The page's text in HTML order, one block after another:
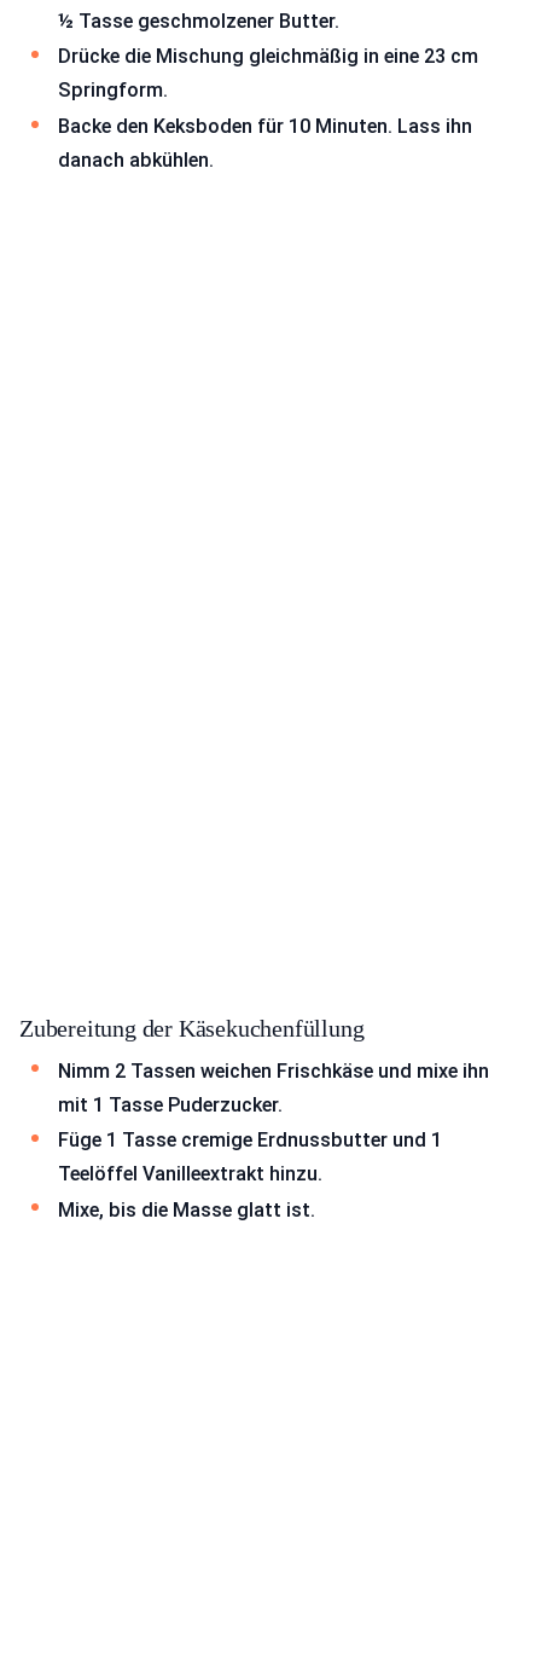
½ Tasse geschmolzener Butter.
Drücke die Mischung gleichmäßig in eine 23 cm
Springform.
Backe den Keksboden für 10 Minuten. Lass ihn
danach abkühlen.
Zubereitung der Käsekuchenfüllung
Nimm 2 Tassen weichen Frischkäse und mixe ihn
mit 1 Tasse Puderzucker.
Füge 1 Tasse cremige Erdnussbutter und 1
Teelöffel Vanilleextrakt hinzu.
Mixe, bis die Masse glatt ist.